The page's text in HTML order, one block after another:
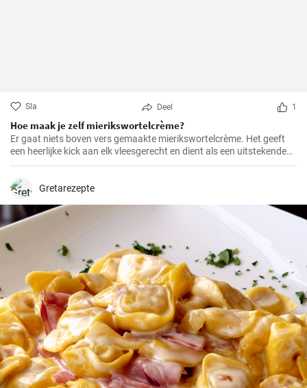
Sla Deel 1
Hoe maak je zelf mierikswortelcrème?
Er gaat niets boven vers gemaakte mierikswortelcrème. Het geeft
een heerlijke kick aan elk vleesgerecht en dient als een uitstekende
smaakmaker voor sandwiches.
Gretarezepte